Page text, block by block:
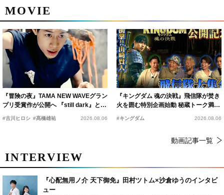
MOVIE
『冒険の夜』TAMA NEW WAVEグラン
プリ受賞作が公開へ 『still dark』と同
時上映決定
#古川ヒロシ #髙橋雄祐 2026.08.06
『キングダム 魂の決戦』飛信隊が焚き
火を囲む特別企画始動 秘蔵トーク満載
の“キングダムキャンプ”開催
#キングダム 2026.08.06
動画記事一覧
INTERVIEW
『心配無用ノ介 天下御免』田村ツトム×沙倉ゆうのインタビ
ュー